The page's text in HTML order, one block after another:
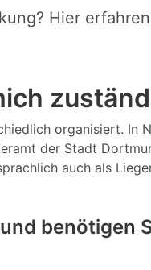
Hier
organisiert. In
der Stadt
auch als
benötigen